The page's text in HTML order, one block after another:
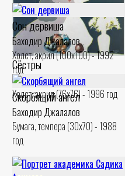
Сёстры
Баходир Джалалов
Холст, акрил (76x76) - 1996 год
Сон дервиша
Баходир Джалалов
Холст, акрил (100x100) - 1992
год
Скорбящий ангел
Баходир Джалалов
Бумага, темпера (30x70) - 1988
год